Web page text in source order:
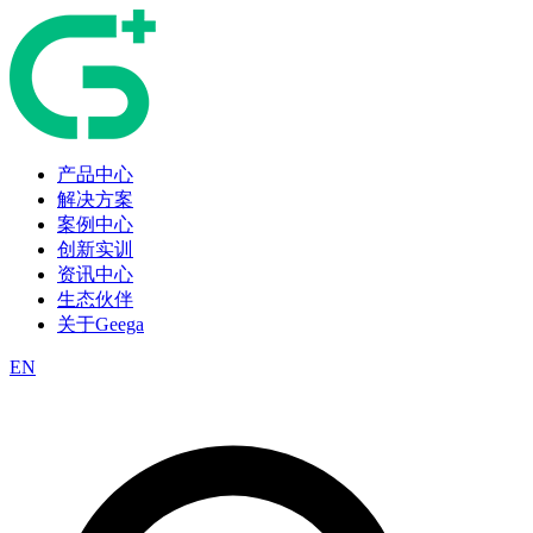
产品中心
解决方案
案例中心
创新实训
资讯中心
生态伙伴
关于Geega
EN